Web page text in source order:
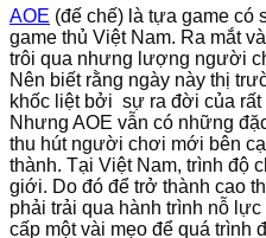
AOE (đế chế) là tựa game có
game thủ Việt Nam. Ra mắt
trôi qua nhưng lượng người
Nên biết rằng ngày này thị
khốc liệt bởi sự ra đời của rất
Nhưng AOE vẫn có những
thu hút người chơi mới bên
thành. Tại Việt Nam, trình độ
giới. Do đó để trở thành cao
phải trải qua hành trình nỗ
cấp một vài mẹo để quá trình